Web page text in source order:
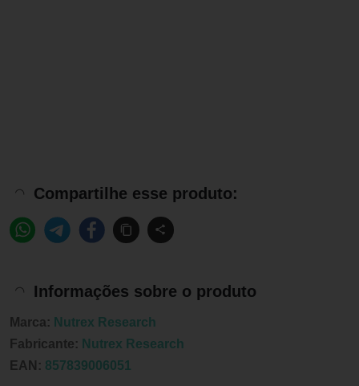
Compartilhe esse produto:
Informações sobre o produto
Marca: Nutrex Research
Fabricante: Nutrex Research
EAN: 857839006051